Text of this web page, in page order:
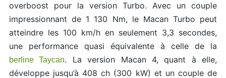
overboost pour la version Turbo. Avec un couple
impressionnant de 1 130 Nm, le Macan Turbo peut
atteindre les 100 km/h en seulement 3,3 secondes,
une performance quasi équivalente à celle de la
berline Taycan. La version Macan 4, quant à elle,
développe jusqu’à 408 ch (300 kW) et un couple de